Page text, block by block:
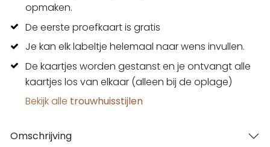
opmaken.
De eerste proefkaart is gratis
Je kan elk labeltje helemaal naar wens invullen.
De kaartjes worden gestanst en je ontvangt alle
kaartjes los van elkaar (alleen bij de oplage)
Bekijk alle trouwhuisstijlen
Omschrijving